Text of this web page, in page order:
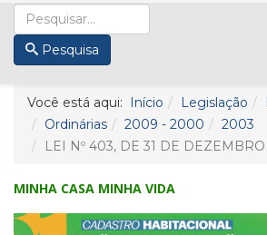
Pesquisa
Você está aqui: Início Legislação
Ordinárias
2009 - 2000
2003
LEI Nº 403, DE 31 DE
MINHA CASA MINHA VIDA